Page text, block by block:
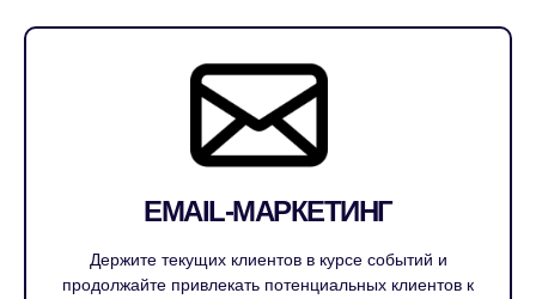
EMAIL-МАРКЕТИНГ
Держите текущих клиентов в курсе событий и
продолжайте привлекать потенциальных клиентов к